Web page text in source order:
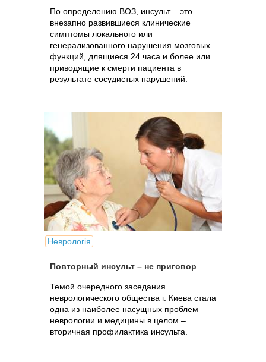
По определению ВОЗ, инсульт – это
внезапно развившиеся клинические
симптомы локального или
генерализованного нарушения мозговых
функций, длящиеся 24 часа и более или
приводящие к смерти пациента в
результате сосудистых нарушений.
Неврологія
Повторный инсульт – не приговор
Темой очередного заседания
неврологического общества г. Киева стала
одна из наиболее насущных проблем
неврологии и медицины в целом –
вторичная профилактика инсульта.